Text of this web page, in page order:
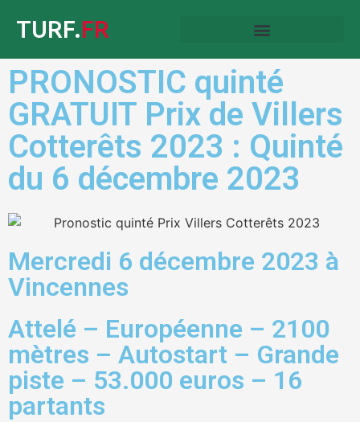
TURF.FR
PRONOSTIC quinté
GRATUIT Prix de Villers
Cotterêts 2023 : Quinté
du 6 décembre 2023
Mercredi 6 décembre 2023 à
Vincennes
Attelé – Européenne – 2100
mètres – Autostart – Grande
piste – 53.000 euros – 16
partants